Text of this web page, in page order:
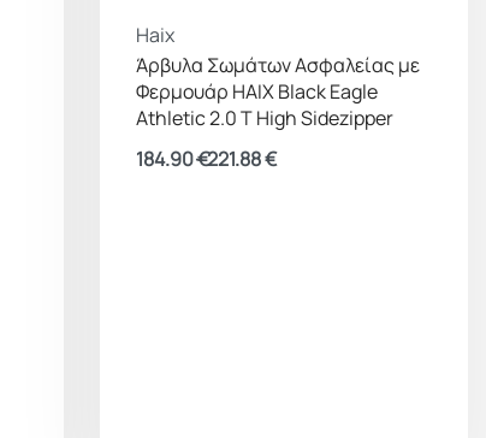
Haix
Άρβυλα Σωμάτων Ασφαλείας με
Φερμουάρ HAIX Black Eagle
Athletic 2.0 T High Sidezipper
184.90€221.88€